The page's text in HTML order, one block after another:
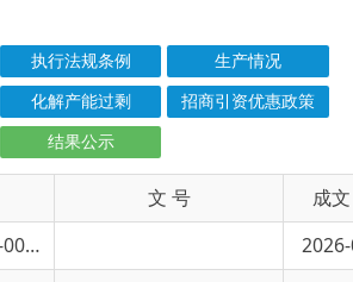
化解产能过剩
招商引资优惠政策
结果公示
信息标题 文 号
wqxrmzf00/2026-00810
乌恰县商务科技和工业信息化局行政许可
2026-06-29
乌恰县商务科技和工业信息化局行政许可
2026-06-29
K45899617/2026-00174 乌恰县商务科技和工业信息化局行政许可
2026-01-21